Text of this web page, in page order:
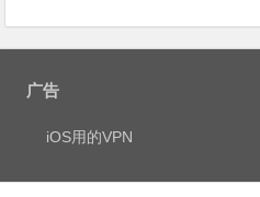
广告
iOS用的VPN